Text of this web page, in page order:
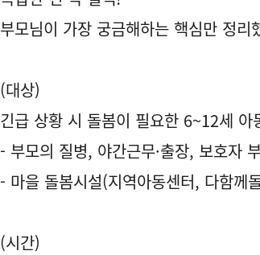
부모님이 가장 궁금해하는 핵심만 정리
(대상)
긴급 상황 시 돌봄이 필요한 6~12세 아
- 부모의 질병, 야간근무·출장, 보호자
- 마을 돌봄시설(지역아동센터, 다함께
(시간)